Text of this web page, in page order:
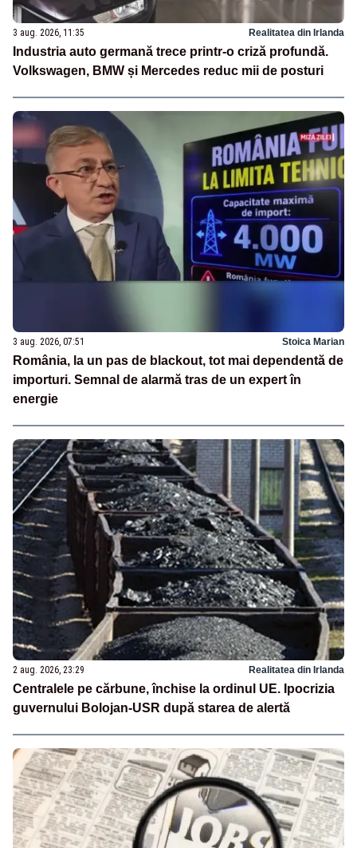
3 aug. 2026, 11:35 Realitatea din Irlanda
Industria auto germană trece printr-o criză profundă.
Volkswagen, BMW și Mercedes reduc mii de posturi
3 aug. 2026, 07:51 Stoica Marian
România, la un pas de blackout, tot mai dependentă de
importuri. Semnal de alarmă tras de un expert în
energie
2 aug. 2026, 23:29 Realitatea din Irlanda
Centralele pe cărbune, închise la ordinul UE. Ipocrizia
guvernului Bolojan-USR după starea de alertă